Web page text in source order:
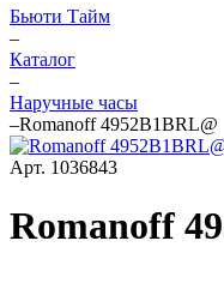
Бьюти Тайм
–
Каталог
–
Наручные часы
–Romanoff 4952B1BRL@
Арт. 1036843
Romanoff